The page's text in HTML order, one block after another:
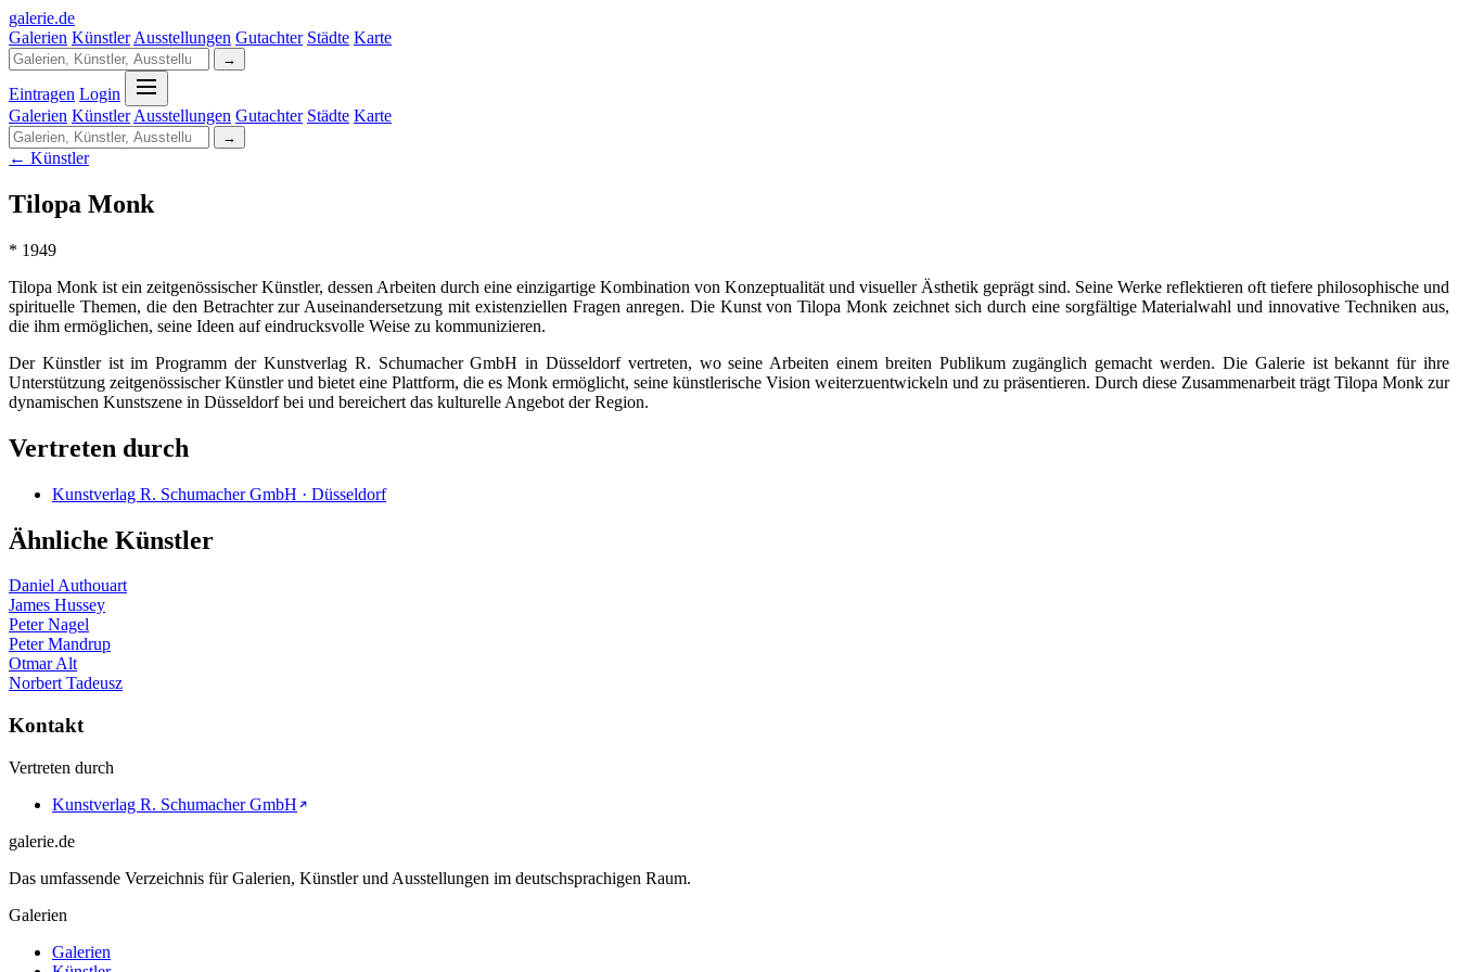
galerie.de
Galerien Künstler Ausstellungen Gutachter Städte Karte
→
Eintragen Login
Galerien Künstler Ausstellungen Gutachter Städte Karte
→
← Künstler
Tilopa Monk
* 1949
Tilopa Monk ist ein zeitgenössischer Künstler, dessen Arbeiten durch eine einzigartige Kombination von Konzeptualität und visueller Ästhetik geprägt sind. Seine Werke reflektieren oft tiefere philosophische und
spirituelle Themen, die den Betrachter zur Auseinandersetzung mit existenziellen Fragen anregen. Die Kunst von Tilopa Monk zeichnet sich durch eine sorgfältige Materialwahl und innovative Techniken aus,
die ihm ermöglichen, seine Ideen auf eindrucksvolle Weise zu kommunizieren.
Der Künstler ist im Programm der Kunstverlag R. Schumacher GmbH in Düsseldorf vertreten, wo seine Arbeiten einem breiten Publikum zugänglich gemacht werden. Die Galerie ist bekannt für ihre
Unterstützung zeitgenössischer Künstler und bietet eine Plattform, die es Monk ermöglicht, seine künstlerische Vision weiterzuentwickeln und zu präsentieren. Durch diese Zusammenarbeit trägt Tilopa Monk zur
dynamischen Kunstszene in Düsseldorf bei und bereichert das kulturelle Angebot der Region.
Vertreten durch
Kunstverlag R. Schumacher GmbH · Düsseldorf
Ähnliche Künstler
Daniel Authouart
James Hussey
Peter Nagel
Peter Mandrup
Otmar Alt
Norbert Tadeusz
Kontakt
Vertreten durch
Kunstverlag R. Schumacher GmbH
galerie.de
Das umfassende Verzeichnis für Galerien, Künstler und Ausstellungen im deutschsprachigen Raum.
Galerien
Galerien